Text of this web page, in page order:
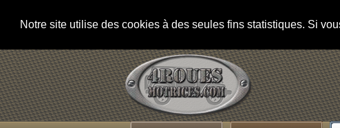
Notre site utilise des cookies à des seules fins statistiques. Si